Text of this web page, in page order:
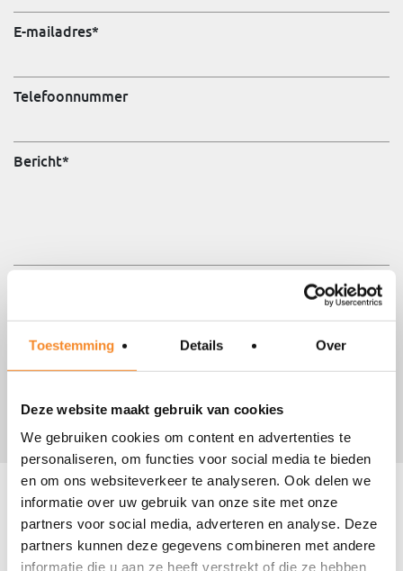
Toestemming Details Over
Deze website maakt gebruik van cookies
We gebruiken cookies om content en advertenties te
personaliseren, om functies voor social media te bieden
en om ons websiteverkeer te analyseren. Ook delen we
informatie over uw gebruik van onze site met onze
partners voor social media, adverteren en analyse. Deze
partners kunnen deze gegevens combineren met andere
informatie die u aan ze heeft verstrekt of die ze hebben
E-mailadres*
Telefoonnummer
Bericht*
Laat je inspireren. Meld je aan voor onze nieuwsbrief.
Ja, ik schrijf me graag in!
verwerking van mijn gegevens.
Lees verder